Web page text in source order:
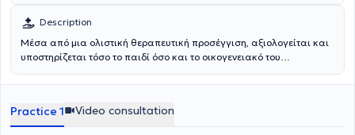
Description
Μέσα από μια ολιστική θεραπευτική προσέγγιση, αξιολογείται και
υποστηρίζεται τόσο το παιδί όσο και το οικογενειακό του
εξατομικευμένης φροντίδας. Η θεραπευτική παρέμβαση
επικοινωνίας και γλωσσικής έκφρασης, συναισθηματικής
ανάπτυξης, κοινωνικών δεξιοτήτων, συμπεριφοράς και
Practice 1 Video consultation